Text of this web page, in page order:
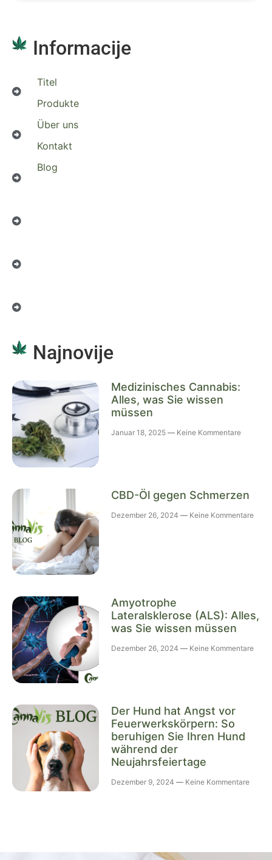
Informacije
Titel
Produkte
Über uns
Kontakt
Blog
Najnovije
Medizinisches Cannabis:
Alles, was Sie wissen
müssen
Januar 18, 2025 Keine Kommentare
CBD-Öl gegen Schmerzen
Dezember 26, 2024 Keine Kommentare
Amyotrophe
Lateralsklerose (ALS): Alles,
was Sie wissen müssen
Dezember 26, 2024 Keine Kommentare
Der Hund hat Angst vor
Feuerwerkskörpern: So
beruhigen Sie Ihren Hund
während der
Neujahrsfeiertage
Dezember 9, 2024 Keine Kommentare